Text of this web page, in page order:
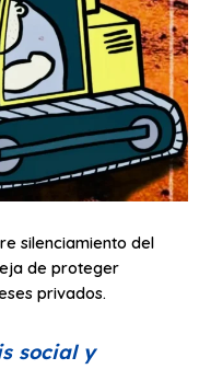
silenciamiento del
de proteger
privados.
social y